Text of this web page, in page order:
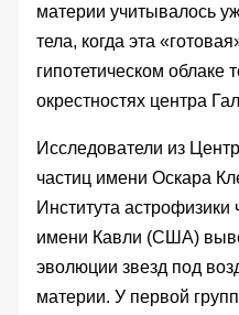
материи учитывалось
тела, когда эта
гипотетическом облаке
окрестностях центра
Исследователи из
частиц имени Оскара
Института астрофизики
имени Кавли (США)
эволюции звезд под
материи. У первой